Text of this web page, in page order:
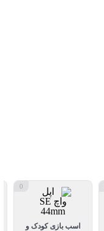
اسب بازی کودک و
0